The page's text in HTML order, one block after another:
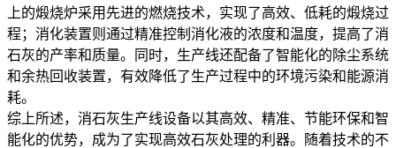
上的煅烧炉采用先进的燃烧技术，实现了高效、低耗的煅烧过
程；消化装置则通过精准控制消化液的浓度和温度，提高了消
石灰的产率和质量。同时，生产线还配备了智能化的除尘系统
和余热回收装置，有效降低了生产过程中的环境污染和能源消
耗。
综上所述，消石灰生产线设备以其高效、精准、节能环保和智
能化的优势，成为了实现高效石灰处理的利器。随着技术的不